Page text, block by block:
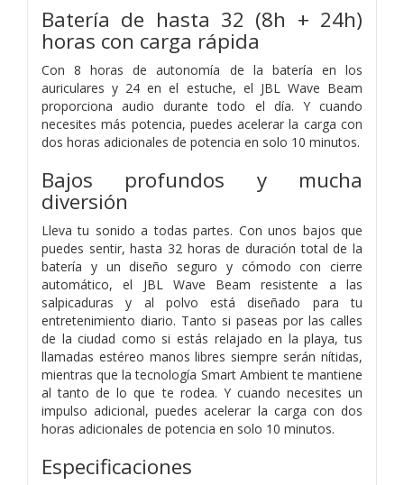
Batería de hasta 32 (8h + 24h)
horas con carga rápida
Con 8 horas de autonomía de la batería en los
auriculares y 24 en el estuche, el JBL Wave Beam
proporciona audio durante todo el día. Y cuando
necesites más potencia, puedes acelerar la carga con
dos horas adicionales de potencia en solo 10 minutos.
Bajos profundos y mucha
diversión
Lleva tu sonido a todas partes. Con unos bajos que
puedes sentir, hasta 32 horas de duración total de la
batería y un diseño seguro y cómodo con cierre
automático, el JBL Wave Beam resistente a las
salpicaduras y al polvo está diseñado para tu
entretenimiento diario. Tanto si paseas por las calles
de la ciudad como si estás relajado en la playa, tus
llamadas estéreo manos libres siempre serán nítidas,
mientras que la tecnología Smart Ambient te mantiene
al tanto de lo que te rodea. Y cuando necesites un
impulso adicional, puedes acelerar la carga con dos
horas adicionales de potencia en solo 10 minutos.
Especificaciones